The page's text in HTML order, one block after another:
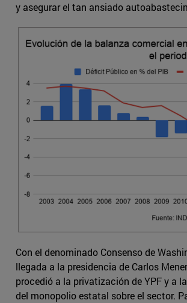
y asegurar el tan ansiado
Con el denominado Consenso de
llegada a la presidencia de Carlos
procedió a la privatización de YPF y a
del monopolio estatal sobre el sector.